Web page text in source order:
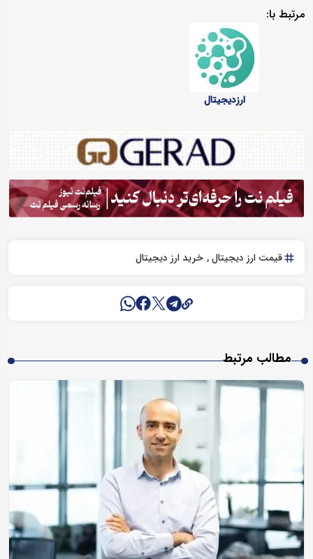
مرتبط با:
ارزدیجیتال
قیمت ارز دیجیتال خرید ارز دیجیتال
مطالب مرتبط